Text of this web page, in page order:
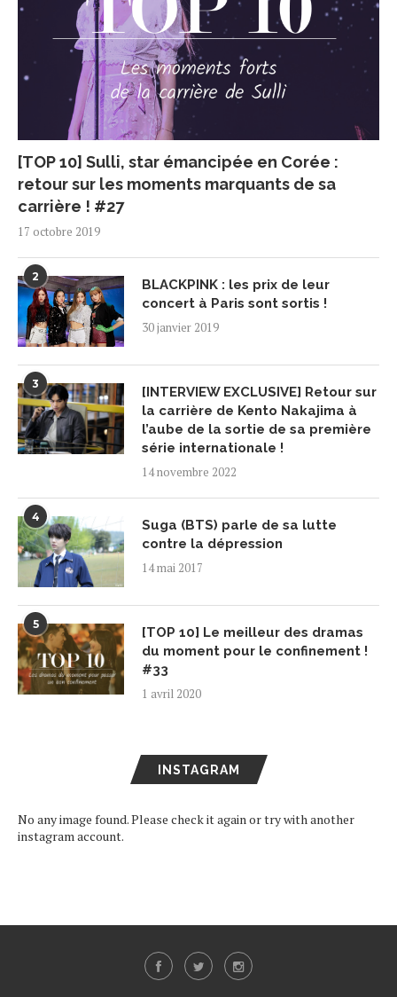
[TOP 10] Sulli, star émancipée en Corée :
retour sur les moments marquants de sa
carrière ! #27
17 octobre 2019
2
BLACKPINK : les prix de leur
concert à Paris sont sortis !
30 janvier 2019
3
[INTERVIEW EXCLUSIVE] Retour sur
la carrière de Kento Nakajima à
l’aube de la sortie de sa première
série internationale !
14 novembre 2022
4
Suga (BTS) parle de sa lutte
contre la dépression
14 mai 2017
5
[TOP 10] Le meilleur des dramas
du moment pour le confinement !
#33
1 avril 2020
INSTAGRAM
No any image found. Please check it again or try with another
instagram account.